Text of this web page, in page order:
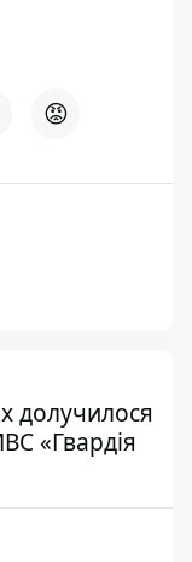
😡
долучилося
«Гвардія